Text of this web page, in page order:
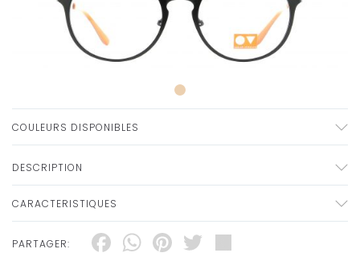
COULEURS DISPONIBLES
DESCRIPTION
CARACTERISTIQUES
PARTAGER: Facebook
WhatsApp
Pinterest
Twitter